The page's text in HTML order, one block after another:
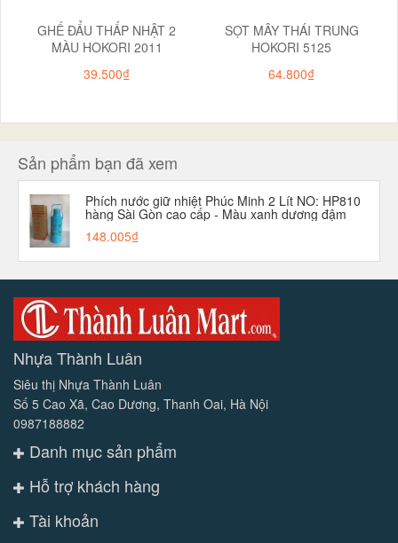
GHẾ ĐẨU THẤP NHẬT 2
MÀU HOKORI 2011
39.500₫
SỌT MÂY THÁI TRUNG
HOKORI 5125
64.800₫
Sản phẩm bạn đã xem
Phích nước giữ nhiệt Phúc Minh 2 Lít NO: HP810
hàng Sài Gòn cao cấp - Màu xanh dương đậm
148.005₫
Nhựa Thành Luân
Siêu thị Nhựa Thành Luân
Số 5 Cao Xã, Cao Dương, Thanh Oai, Hà Nội
0987188882
Danh mục sản phẩm
Hỗ trợ khách hàng
Tài khoản